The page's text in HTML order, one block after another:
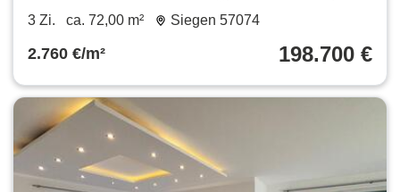
ruhige, zentrale Lage Siegen
3 Zi. ca. 72,00 m² Siegen 57074
2.760 €/m² 198.700 €